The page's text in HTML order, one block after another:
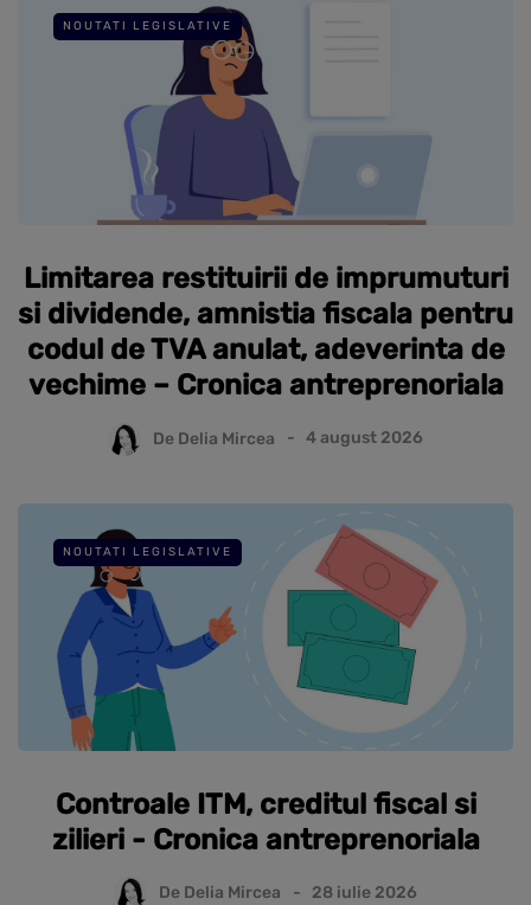
NOUTATI LEGISLATIVE
Limitarea restituirii de imprumuturi
si dividende, amnistia fiscala pentru
codul de TVA anulat, adeverinta de
vechime – Cronica antreprenoriala
De Delia Mircea 4 august 2026
NOUTATI LEGISLATIVE
Controale ITM, creditul fiscal si
zilieri - Cronica antreprenoriala
De Delia Mircea 28 iulie 2026